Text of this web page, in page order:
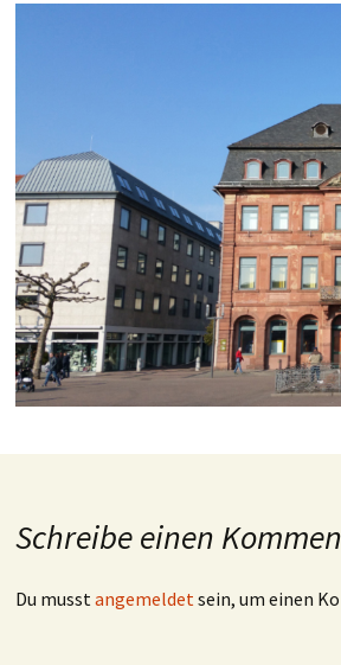
Schreibe einen
Du musstangemeldetsein, um einen